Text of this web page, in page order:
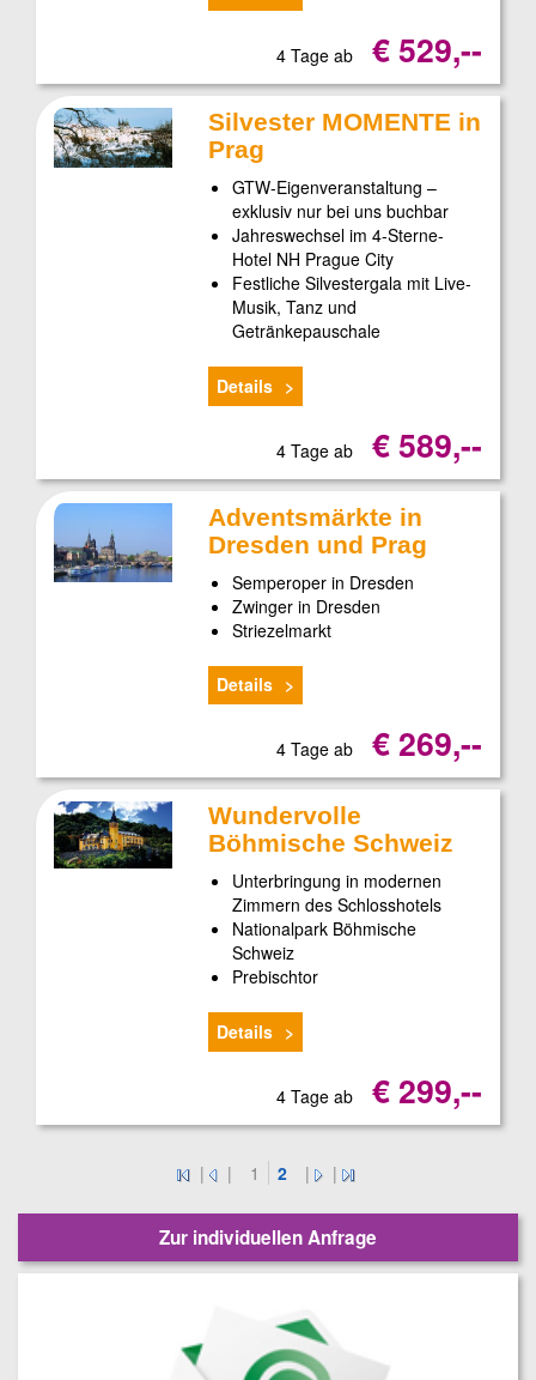
4 Tage ab € 529,--
Silvester MOMENTE in
Prag
GTW-Eigenveranstaltung –
exklusiv nur bei uns buchbar
Jahreswechsel im 4-Sterne-
Hotel NH Prague City
Festliche Silvestergala mit Live-
Musik, Tanz und
Getränkepauschale
Details
4 Tage ab € 589,--
Adventsmärkte in
Dresden und Prag
Semperoper in Dresden
Zwinger in Dresden
Striezelmarkt
Details
4 Tage ab € 269,--
Wundervolle
Böhmische Schweiz
Unterbringung in modernen
Zimmern des Schlosshotels
Nationalpark Böhmische
Schweiz
Prebischtor
Details
4 Tage ab € 299,--
| | 1 2 | |
Zur individuellen Anfrage